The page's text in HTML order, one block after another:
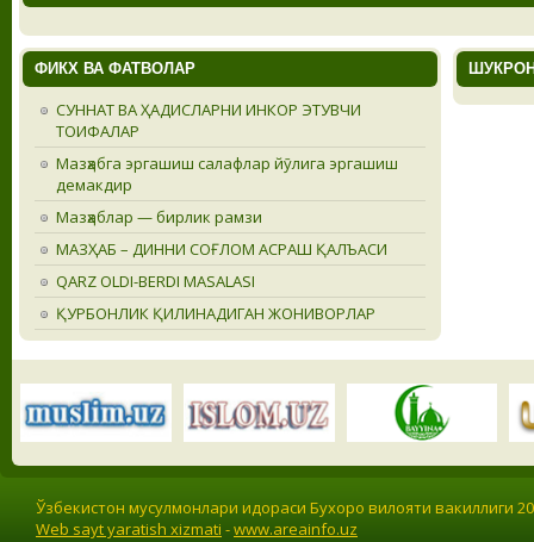
ФИКХ ВА ФАТВОЛАР
СУННАТ ВА ҲАДИСЛАРНИ ИНКОР ЭТУВЧИ
ТОИФАЛАР
Мазҳабга эргашиш салафлар йӯлига эргашиш
демакдир
Мазҳаблар — бирлик рамзи
МАЗҲАБ – ДИННИ СОҒЛОМ АСРАШ ҚАЛЪАСИ
QARZ OLDI-BERDI MASALASI
ҚУРБОНЛИК ҚИЛИНАДИГАН ЖОНИВОРЛАР
Ўзбекистон мусулмонлари идораси Бухоро вилояти вакиллиги
Web sayt yaratish xizmati -www.areainfo.uz